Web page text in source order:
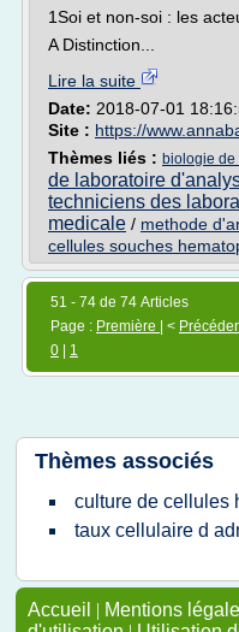
1Soi et non-soi : les
A Distinction...
Lire la suite
Date: 2018-07-01
Site : https://
Thèmes liés : biologie de
de laboratoire
techniciens des
medicale / methode
cellules souches
51 - 74 de 74 Articles
Page : Première | <
0
1
Thèmes associés
culture de cellules
taux cellulaire d
Accueil | Mentions